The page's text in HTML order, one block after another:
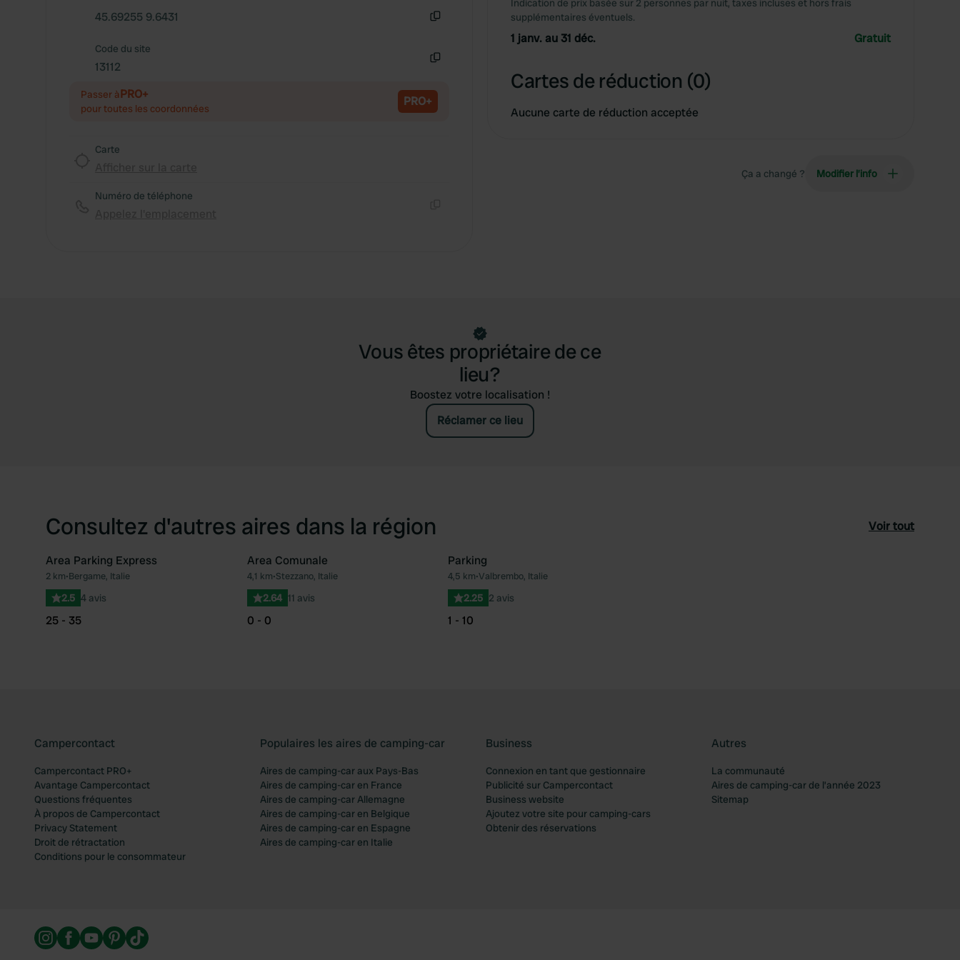
45.69255 9.6431
Code du site
13112
Passer àPRO+
pour toutes les coordonnées PRO+
Carte
Numéro de téléphone
Indication de prix basée sur 2 personnes par nuit, taxes incluses et hors frais
supplémentaires éventuels.
1 janv. au 31 déc. Gratuit
Cartes de réduction (0)
Aucune carte de réduction acceptée
Ça a changé ? Modifier l’info
Vous êtes propriétaire de ce
lieu?
Boostez votre localisation !
Réclamer ce lieu
Consultez d'autres aires dans la région Voir tout
Préféré
Area Parking Express
2 km•Bergame, Italie
2.5 4 avis
25 - 35
Préféré
Area Comunale
4,1 km•Stezzano, Italie
2.64 11 avis
0 - 0
Parking
4,5 km•Valbrembo, Italie
2.25 2 avis
1 - 10
Campercontact
Campercontact PRO+
Avantage Campercontact
Questions fréquentes
À propos de Campercontact
Privacy Statement
Droit de rétractation
Conditions pour le consommateur
Populaires les aires de camping-car
Aires de camping-car aux Pays-Bas
Aires de camping-car en France
Aires de camping-car Allemagne
Aires de camping-car en Belgique
Aires de camping-car en Espagne
Aires de camping-car en Italie
Business
Connexion en tant que gestionnaire
Publicité sur Campercontact
Business website
Ajoutez votre site pour camping-cars
Obtenir des réservations
Autres
La communauté
Aires de camping-car de l’année 2023
Sitemap